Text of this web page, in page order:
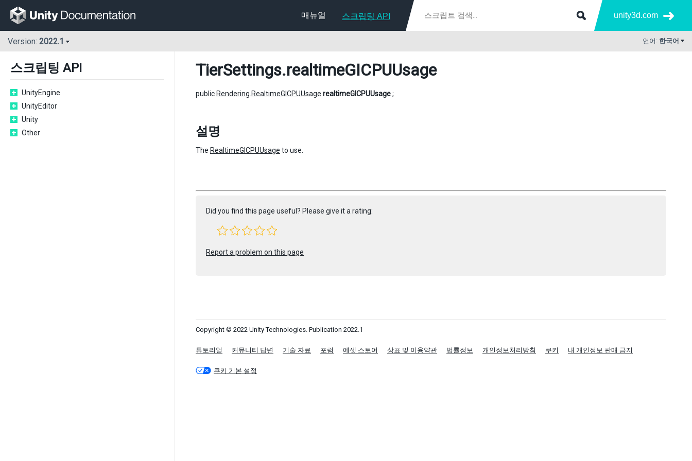
매뉴얼 스크립팅 API unity3d.com
Version: 2022.1 언어: 한국어
스크립팅 API
UnityEngine
UnityEditor
Unity
Other
TierSettings.realtimeGICPUUsage
public Rendering.RealtimeGICPUUsage realtimeGICPUUsage;
설명
The RealtimeGICPUUsage to use.
Did you find this page useful? Please give it a rating:
Report a problem on this page
Copyright © 2022 Unity Technologies. Publication 2022.1
튜토리얼 커뮤니티 답변 기술 자료 포럼 에셋 스토어 상표 및 이용약관 법률정보 개인정보처리방침 쿠키 내 개인정보 판매 금지
쿠키 기본 설정